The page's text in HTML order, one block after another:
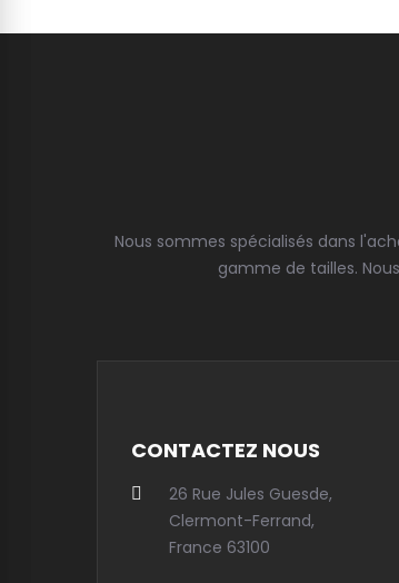
Nous sommes spécialisés dans
gamme de tailles.
CONTACTEZ NOUS
26 Rue Jules Guesde,
Clermont-Ferrand,
France 63100